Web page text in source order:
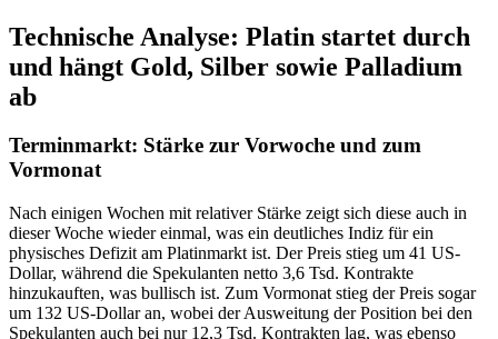
Technische Analyse: Platin startet durch
und hängt Gold, Silber sowie Palladium
ab
Terminmarkt: Stärke zur Vorwoche und zum
Vormonat
Nach einigen Wochen mit relativer Stärke zeigt sich diese auch in
dieser Woche wieder einmal, was ein deutliches Indiz für ein
physisches Defizit am Platinmarkt ist. Der Preis stieg um 41 US-
Dollar, während die Spekulanten netto 3,6 Tsd. Kontrakte
hinzukauften, was bullisch ist. Zum Vormonat stieg der Preis sogar
um 132 US-Dollar an, wobei der Ausweitung der Position bei den
Spekulanten auch bei nur 12,3 Tsd. Kontrakten lag, was ebenso